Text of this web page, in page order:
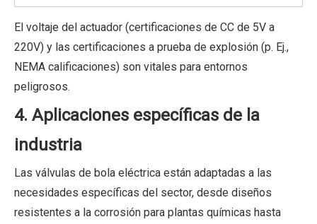
El voltaje del actuador (certificaciones de CC de 5V a
220V) y las certificaciones a prueba de explosión (p. Ej.,
NEMA calificaciones) son vitales para entornos
peligrosos.
4. Aplicaciones específicas de la
industria
Las válvulas de bola eléctrica están adaptadas a las
necesidades específicas del sector, desde diseños
resistentes a la corrosión para plantas químicas hasta